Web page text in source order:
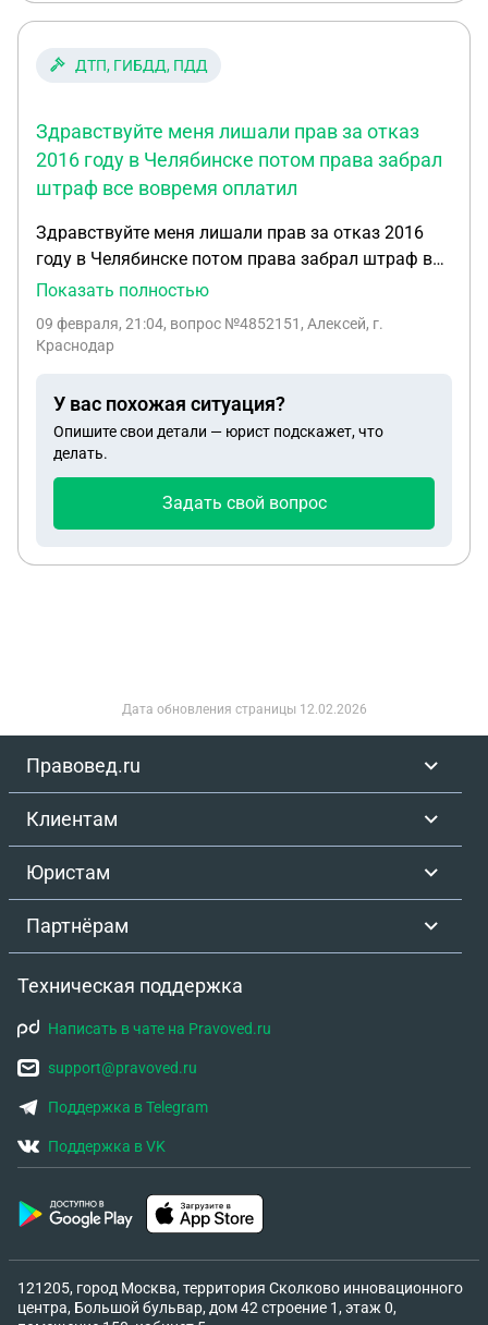
ДТП, ГИБДД, ПДД
Здравствуйте меня лишали прав за отказ
2016 году в Челябинске потом права забрал
штраф все вовремя оплатил
Здравствуйте меня лишали прав за отказ 2016
году в Челябинске потом права забрал штраф все
вовремя оплатил анализы сдал ,в 2025 году в
штраф во время и сейчас в феврале опять
дело заведи по 264.1 часть все разы за отказ что
мне грозит сейчас я работаю официально
зарплата 200к в месяц учусь на вышек
образование жена беременна первый ребенок я
один кормилец жена на жену оформлена
Показать полностью
09 февраля, 21:04, вопрос №4852151, Алексей, г.
Краснодар
У вас похожая ситуация?
Опишите свои детали — юрист подскажет, что
делать.
Задать свой вопрос
Дата обновления страницы 12.02.2026
Правовед.ru
Клиентам
Юристам
Партнёрам
Техническая поддержка
Написать в чате на Pravoved.ru
support@pravoved.ru
Поддержка в Telegram
Поддержка в VK
121205, город Москва, территория Сколково инновационного
центра, Большой бульвар, дом 42 строение 1, этаж 0,